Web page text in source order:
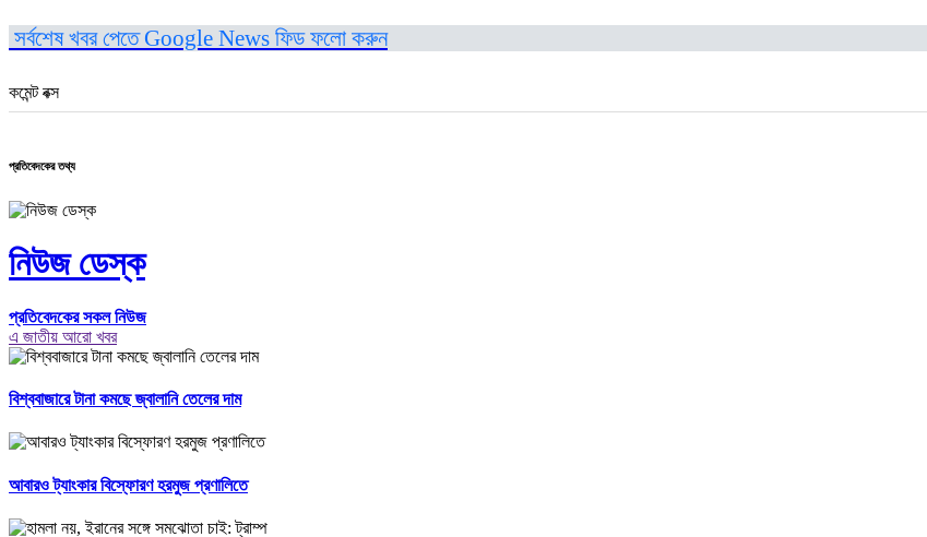
সর্বশেষ খবর পেতে Google News ফিড ফলো করুন
কমেন্ট বক্স
প্রতিবেদকের তথ্য
নিউজ ডেস্ক
প্রতিবেদকের সকল নিউজ
এ জাতীয় আরো খবর
বিশ্ববাজারে টানা কমছে জ্বালানি তেলের দাম
আবারও ট্যাংকার বিস্ফোরণ হরমুজ প্রণালিতে